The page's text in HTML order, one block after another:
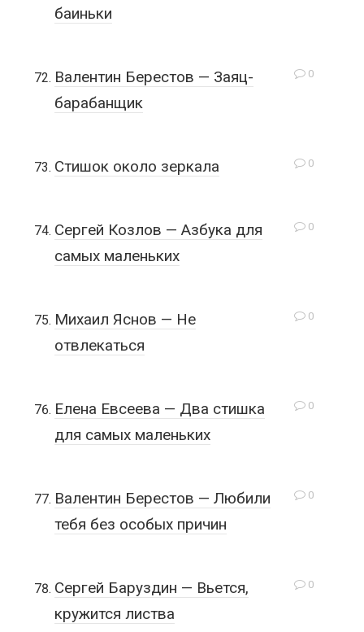
баиньки
0
Валентин Берестов — Заяц-
барабанщик
0
Стишок около зеркала
0
Сергей Козлов — Азбука для
самых маленьких
0
Михаил Яснов — Не
отвлекаться
0
Елена Евсеева — Два стишка
для самых маленьких
0
Валентин Берестов — Любили
тебя без особых причин
0
Сергей Баруздин — Вьется,
кружится листва